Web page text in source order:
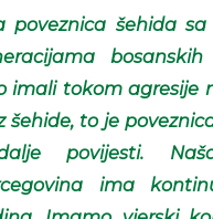
poveznica šehida
imali tokom agresije
šehide, to je
povijesti.
ima